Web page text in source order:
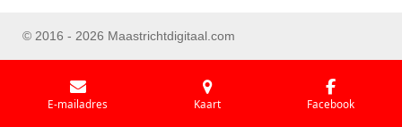
© 2016 - 2026 Maastrichtdigitaal.com
E-mailadres Kaart Facebook